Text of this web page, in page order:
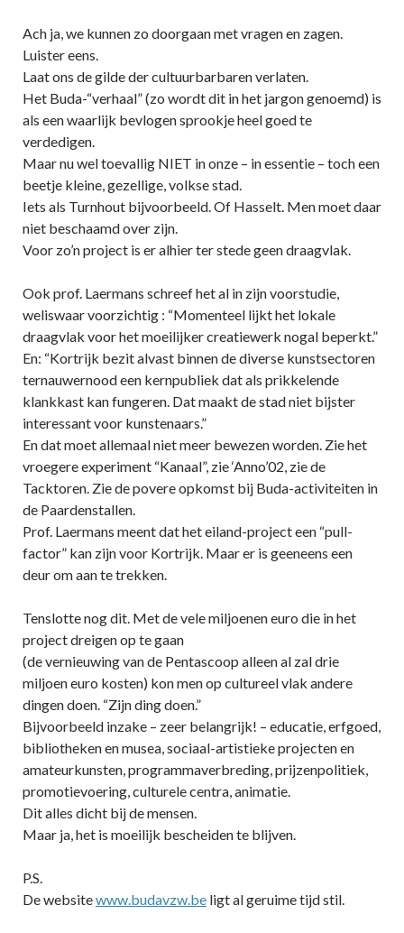
Ach ja, we kunnen zo doorgaan met vragen en zagen.
Luister eens.
Laat ons de gilde der cultuurbarbaren verlaten.
Het Buda-“verhaal” (zo wordt dit in het jargon genoemd) is
als een waarlijk bevlogen sprookje heel goed te
verdedigen.
Maar nu wel toevallig NIET in onze – in essentie – toch een
beetje kleine, gezellige, volkse stad.
Iets als Turnhout bijvoorbeeld. Of Hasselt. Men moet daar
niet beschaamd over zijn.
Voor zo’n project is er alhier ter stede geen draagvlak.
Ook prof. Laermans schreef het al in zijn voorstudie,
weliswaar voorzichtig : “Momenteel lijkt het lokale
draagvlak voor het moeilijker creatiewerk nogal beperkt.”
En: “Kortrijk bezit alvast binnen de diverse kunstsectoren
ternauwernood een kernpubliek dat als prikkelende
klankkast kan fungeren. Dat maakt de stad niet bijster
interessant voor kunstenaars.”
En dat moet allemaal niet meer bewezen worden. Zie het
vroegere experiment “Kanaal”, zie ‘Anno’02, zie de
Tacktoren. Zie de povere opkomst bij Buda-activiteiten in
de Paardenstallen.
Prof. Laermans meent dat het eiland-project een “pull-
factor” kan zijn voor Kortrijk. Maar er is geeneens een
deur om aan te trekken.
Tenslotte nog dit. Met de vele miljoenen euro die in het
project dreigen op te gaan
(de vernieuwing van de Pentascoop alleen al zal drie
miljoen euro kosten) kon men op cultureel vlak andere
dingen doen. “Zijn ding doen.”
Bijvoorbeeld inzake – zeer belangrijk! – educatie, erfgoed,
bibliotheken en musea, sociaal-artistieke projecten en
amateurkunsten, programmaverbreding, prijzenpolitiek,
promotievoering, culturele centra, animatie.
Dit alles dicht bij de mensen.
Maar ja, het is moeilijk bescheiden te blijven.
P.S.
De websitewww.budavzw.be ligt al geruime tijd stil.